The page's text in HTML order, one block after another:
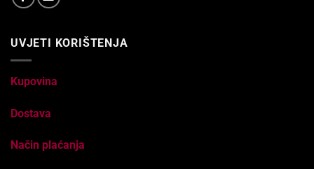
UVJETI KORIŠTENJA
Kupovina
Dostava
Način plaćanja